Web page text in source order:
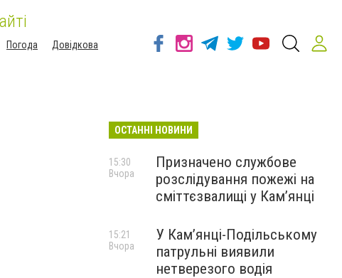
Погода
Довідкова
ОСТАННІ НОВИНИ
Призначено службове
розслідування пожежі на
сміттєзвалищі у Кам’янці
15:30
Вчора
У Кам’янці-Подільському
патрульні виявили
нетверезого водія
15:21
Вчора